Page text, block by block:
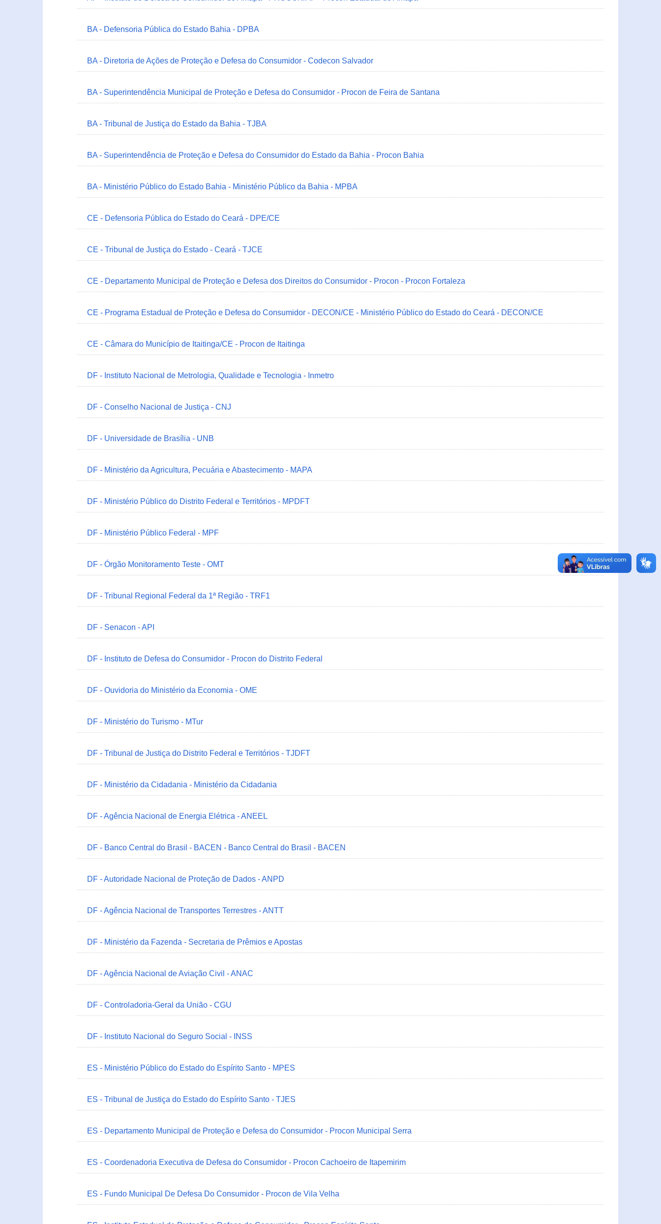
BA - Defensoria Pública do Estado Bahia - DPBA
BA - Diretoria de Ações de Proteção e Defesa do Consumidor - Codecon Salvador
BA - Superintendência Municipal de Proteção e Defesa do Consumidor - Procon de Feira de Santana
BA - Tribunal de Justiça do Estado da Bahia - TJBA
BA - Superintendência de Proteção e Defesa do Consumidor do Estado da Bahia - Procon Bahia
BA - Ministério Público do Estado Bahia - Ministério Público da Bahia - MPBA
CE - Defensoria Pública do Estado do Ceará - DPE/CE
CE - Tribunal de Justiça do Estado - Ceará - TJCE
CE - Departamento Municipal de Proteção e Defesa dos Direitos do Consumidor - Procon - Procon Fortaleza
CE - Programa Estadual de Proteção e Defesa do Consumidor - DECON/CE - Ministério Público do Estado do Ceará - DECON/CE
CE - Câmara do Município de Itaitinga/CE - Procon de Itaitinga
DF - Instituto Nacional de Metrologia, Qualidade e Tecnologia - Inmetro
DF - Conselho Nacional de Justiça - CNJ
DF - Universidade de Brasília - UNB
DF - Ministério da Agricultura, Pecuária e Abastecimento - MAPA
DF - Ministério Público do Distrito Federal e Territórios - MPDFT
DF - Ministério Público Federal - MPF
DF - Órgão Monitoramento Teste - OMT
DF - Tribunal Regional Federal da 1ª Região - TRF1
DF - Senacon - API
DF - Instituto de Defesa do Consumidor - Procon do Distrito Federal
DF - Ouvidoria do Ministério da Economia - OME
DF - Ministério do Turismo - MTur
DF - Tribunal de Justiça do Distrito Federal e Territórios - TJDFT
DF - Ministério da Cidadania - Ministério da Cidadania
DF - Agência Nacional de Energia Elétrica - ANEEL
DF - Banco Central do Brasil - BACEN - Banco Central do Brasil - BACEN
DF - Autoridade Nacional de Proteção de Dados - ANPD
DF - Agência Nacional de Transportes Terrestres - ANTT
DF - Ministério da Fazenda - Secretaria de Prêmios e Apostas
DF - Agência Nacional de Aviação Civil - ANAC
DF - Controladoria-Geral da União - CGU
DF - Instituto Nacional do Seguro Social - INSS
ES - Ministério Público do Estado do Espírito Santo - MPES
ES - Tribunal de Justiça do Estado do Espírito Santo - TJES
ES - Departamento Municipal de Proteção e Defesa do Consumidor - Procon Municipal Serra
ES - Coordenadoria Executiva de Defesa do Consumidor - Procon Cachoeiro de Itapemirim
ES - Fundo Municipal De Defesa Do Consumidor - Procon de Vila Velha